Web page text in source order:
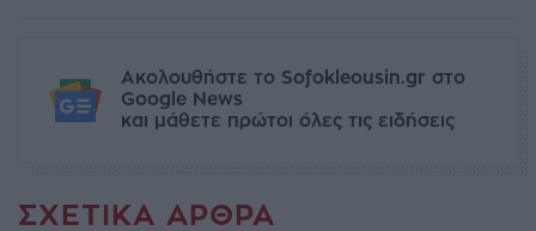
Ακολουθήστε το Sofokleousin.gr στο
Google News
και μάθετε πρώτοι όλες τις ειδήσεις
ΣΧΕΤΙΚΆ ΆΡΘΡΑ